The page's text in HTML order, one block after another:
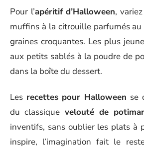
Pour l’apéritif d’Halloween,
muffins à la citrouille parfumés au
graines croquantes. Les plus
aux petits sablés à la poudre de
dans la boîte du dessert.
Les recettes pour Halloween se
du classique velouté de
inventifs, sans oublier les plats à
inspire, l’imagination fait le